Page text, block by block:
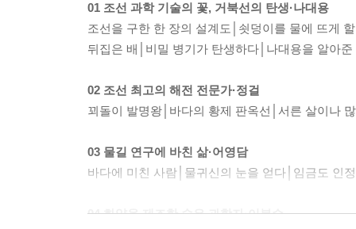
01 조선 과학 기술의 꽃, 거북선의 탄생·나대용
조선을 구한 한 장의 설계도│쇳덩이를 물에 뜨게
뒤집은 배│비밀 병기가 탄생하다│나대용을 알아
02 조선 최고의 해전 전문가·정걸
꾀돌이 발명왕│바다의 황제 판옥선│서른 살이나
03 물길 연구에 바친 삶·어영담
바다에 미친 사람│물귀신의 눈을 얻다│임금도 인
04 화약을 제조한 숨은 과학자·이봉수